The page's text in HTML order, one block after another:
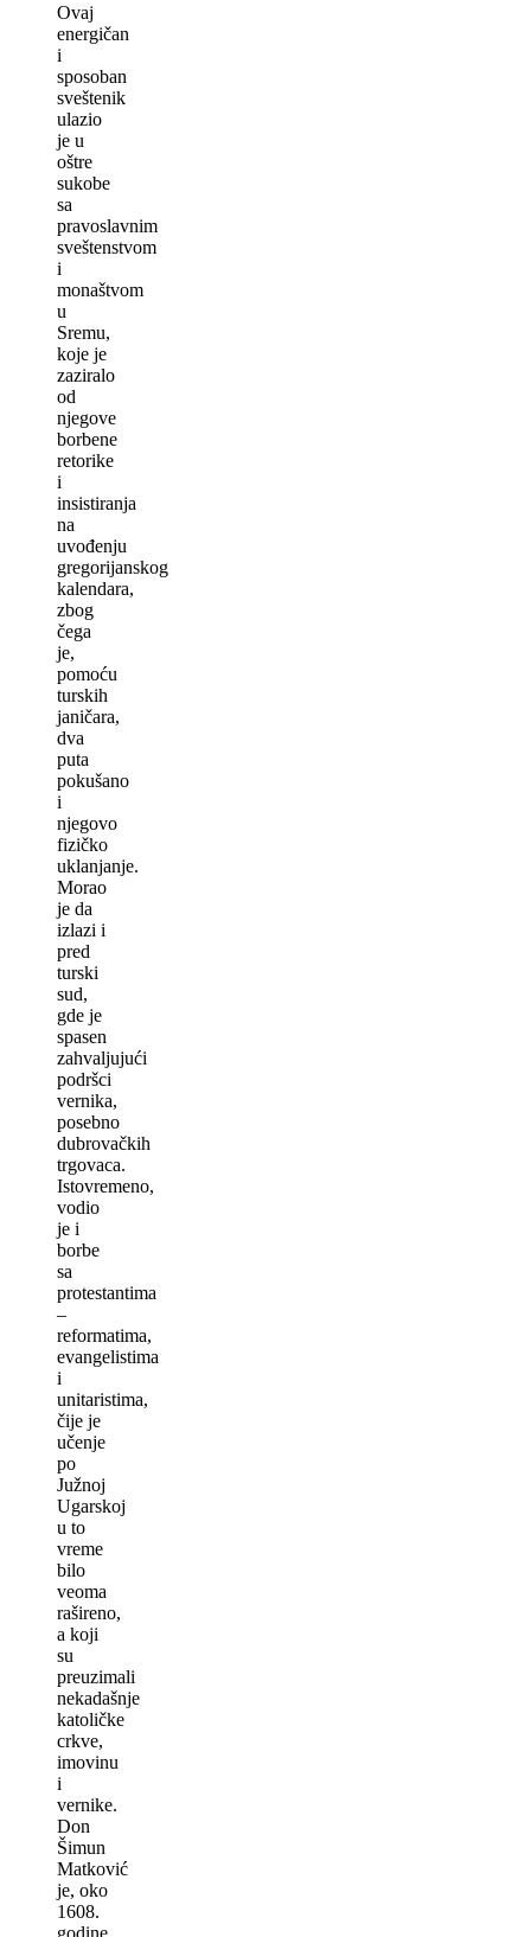
Ovaj
energičan
i
sposoban
sveštenik
ulazio
je u
oštre
sukobe
sa
pravoslavnim
sveštenstvom
i
monaštvom
u
Sremu,
koje je
zaziralo
od
njegove
borbene
retorike
i
insistiranja
na
uvođenju
gregorijanskog
kalendara,
zbog
čega
je,
pomoću
turskih
janičara,
dva
puta
pokušano
i
njegovo
fizičko
uklanjanje.
Morao
je da
izlazi i
pred
turski
sud,
gde je
spasen
zahvaljujući
podršci
vernika,
posebno
dubrovačkih
trgovaca.
Istovremeno,
vodio
je i
borbe
sa
protestantima
–
reformatima,
evangelistima
i
unitaristima,
čije je
učenje
po
Južnoj
Ugarskoj
u to
vreme
bilo
veoma
rašireno,
a koji
su
preuzimali
nekadašnje
katoličke
crkve,
imovinu
i
vernike.
Don
Šimun
Matković
je, oko
1608.
godine,